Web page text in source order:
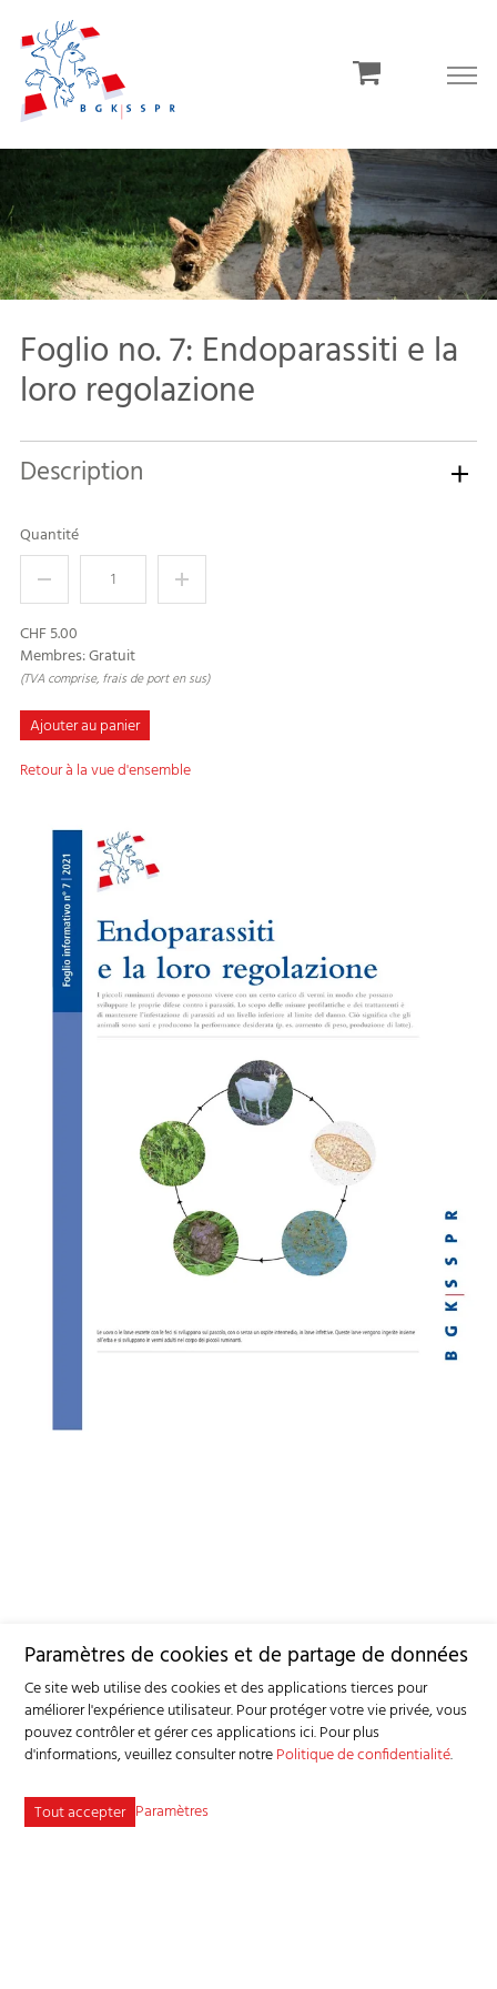
Foglio no. 7: Endoparassiti e la
loro regolazione
Description
Quantité
CHF 5.00
Membres: Gratuit
(TVA comprise, frais de port en sus)
Ajouter au panier
Retour à la vue d'ensemble
Paramètres de cookies et de partage de données
Ce site web utilise des cookies et des applications tierces pour
améliorer l'expérience utilisateur. Pour protéger votre vie privée, vous
pouvez contrôler et gérer ces applications ici.Pour plus
d'informations, veuillez consulter notrePolitique de confidentialité.
Tout accepter Paramètres